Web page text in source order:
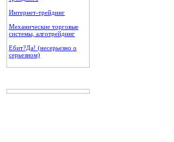
Интернет-трейдинг
Механические торговые
системы, алготрейдинг
Ебит?Да! (несерьезно о
серьезном)